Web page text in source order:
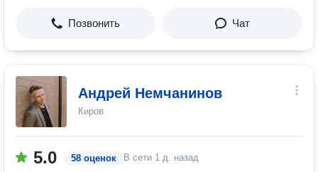
Позвонить Чат
Андрей Немчанинов
Киров
5.0 58 оценок В сети 1 д. назад